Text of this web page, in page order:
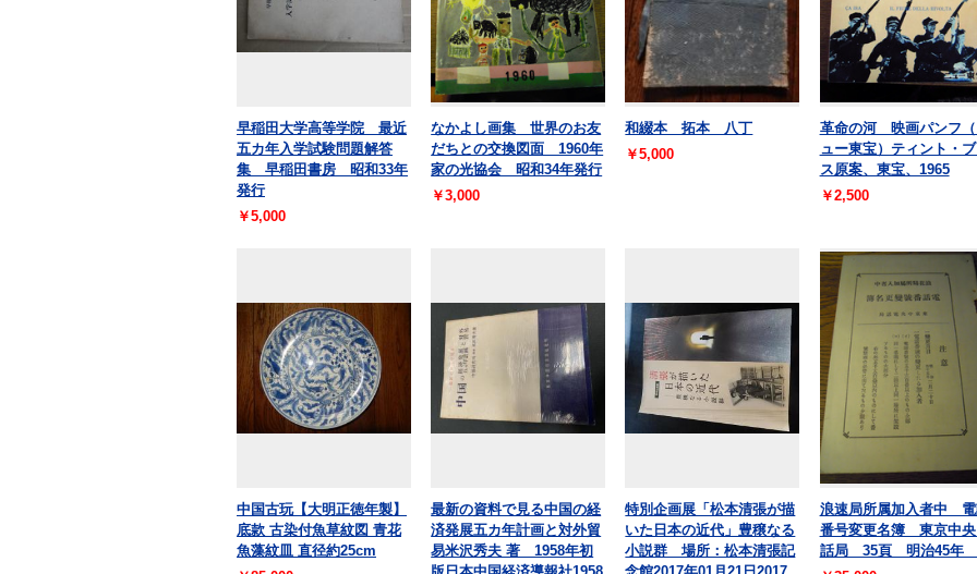
早稲田大学高等学院 最近
五カ年入学試験問題解答
集 早稲田書房 昭和33年
発行
￥5,000
なかよし画集 世界のお友
だちとの交換図面 1960年
家の光協会 昭和34年発行
￥3,000
和綴本 拓本 八丁
￥5,000
革命の河 映画パンフ
ュー東宝）ティント・
ス原案、東宝、1965
￥2,500
中国古玩【大明正徳年製】
底款 古染付魚草紋図 青花
魚藻紋皿 直径約25cm
最新の資料で見る中国の経
済発展五カ年計画と対外貿
易米沢秀夫 著 1958年初
特別企画展「松本清張が描
いた日本の近代」豊穣なる
小説群 場所：松本清張記
浪速局所属加入者中
番号変更名簿 東京中
話局 35頁 明治45年